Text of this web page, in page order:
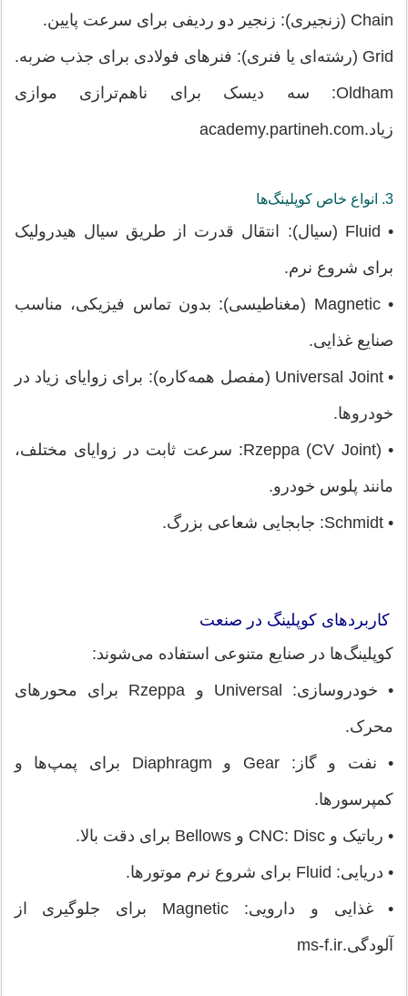
Chain (زنجیری): زنجیر دو ردیفی برای سرعت پایین.
Grid (رشته‌ای یا فنری): فنرهای فولادی برای جذب ضربه.
Oldham: سه دیسک برای ناهم‌ترازی موازی
زیاد.academy.partineh.com
3. انواع خاص کوپلینگ‌ها
• Fluid (سیال): انتقال قدرت از طریق سیال هیدرولیک
برای شروع نرم.
• Magnetic (مغناطیسی): بدون تماس فیزیکی، مناسب
صنایع غذایی.
• Universal Joint (مفصل همه‌کاره): برای زوایای زیاد در
خودروها.
• Rzeppa (CV Joint): سرعت ثابت در زوایای مختلف،
مانند پلوس خودرو.
• Schmidt: جابجایی شعاعی بزرگ.
کاربردهای کوپلینگ در صنعت
کوپلینگ‌ها در صنایع متنوعی استفاده می‌شوند:
• خودروسازی: Universal و Rzeppa برای محورهای
محرک.
• نفت و گاز: Gear و Diaphragm برای پمپ‌ها و
کمپرسورها.
• رباتیک و CNC: Disc و Bellows برای دقت بالا.
• دریایی: Fluid برای شروع نرم موتورها.
• غذایی و دارویی: Magnetic برای جلوگیری از
آلودگی.ms-f.ir